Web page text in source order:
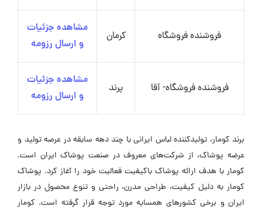
فروشنده فروشگاه کرمان
مشاهده جزئیات
و ارسال رزومه
فروشنده فروشگاه- آقا پرند
مشاهده جزئیات
و ارسال رزومه
برند کومار، تولیدکننده لباس ایرانی با چند دهه سابقه در عرصه تولید و
عرضه پوشاک، از شرکت‌های معروف در صنعت پوشاک ایران است.
کومار با هدف ارائه پوشاک باکیفیت فعالیت خود را آغاز کرد. پوشاک
کومار به دلیل کیفیت، طراحی مدرن، راحتی و تنوع محصول در بازار
ایران و برخی کشورهای همسایه مورد توجه قرار گرفته است. کومار